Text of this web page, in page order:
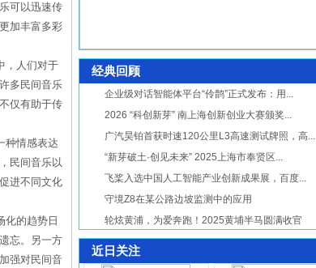
可以迅速传
加丰富多彩
，人们对于
多民间音乐
仅有助于传
种情感表达
民间音乐以
进不同文化
化的趋势日
忘。另一方
强对民间音
经典回顾
企业级对话智能体平台“伶鹊”正式发布：用...
2026 “科创新芽” 南上海创新创业大赛颁奖...
广汽昊铂首获时速120公里L3高速测试牌照，高...
“新芽破土·创见未来” 2025上海市奉贤区...
飞桨入选中国人工智能产业创新成果展，百度...
守境Z8在某公路边坡监测中的应用
轮炫黄浦，为爱奔跑！2025黄埔半马圆满收官
近日关注